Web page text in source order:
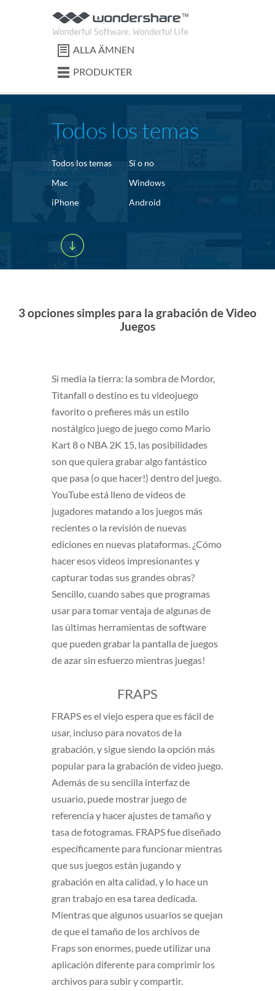
ALLA ÄMNEN
PRODUKTER
Todos los temas
Todos los temas
Sí o no
Mac
Windows
iPhone
Android
3 opciones simples para la grabación de Video
Juegos
Si media la tierra: la sombra de Mordor,
Titanfall o destino es tu videojuego
favorito o prefieres más un estilo
nostálgico juego de juego como Mario
Kart 8 o NBA 2K 15, las posibilidades
son que quiera grabar algo fantástico
que pasa (o que hacer!) dentro del juego.
YouTube está lleno de videos de
jugadores matando a los juegos más
recientes o la revisión de nuevas
ediciones en nuevas plataformas. ¿Cómo
hacer esos videos impresionantes y
capturar todas sus grandes obras?
Sencillo, cuando sabes que programas
usar para tomar ventaja de algunas de
las últimas herramientas de software
que pueden grabar la pantalla de juegos
de azar sin esfuerzo mientras juegas!
FRAPS
FRAPS es el viejo espera que es fácil de
usar, incluso para novatos de la
grabación, y sigue siendo la opción más
popular para la grabación de video juego.
Además de su sencilla interfaz de
usuario, puede mostrar juego de
referencia y hacer ajustes de tamaño y
tasa de fotogramas. FRAPS fue diseñado
específicamente para funcionar mientras
que sus juegos están jugando y
grabación en alta calidad, y lo hace un
gran trabajo en esa tarea dedicada.
Mientras que algunos usuarios se quejan
de que el tamaño de los archivos de
Fraps son enormes, puede utilizar una
aplicación diferente para comprimir los
archivos para subir y compartir.